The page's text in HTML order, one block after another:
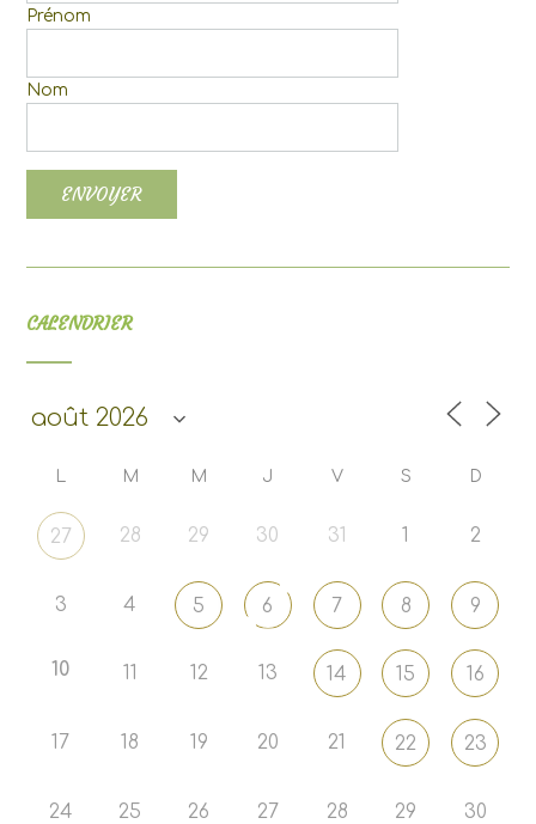
Prénom
Nom
CALENDRIER
L M M J V S D
27 28 29 30 31 1 2
3 4 5 6 7 8 9
10 11 12 13 14 15 16
17 18 19 20 21 22 23
24 25 26 27 28 29 30